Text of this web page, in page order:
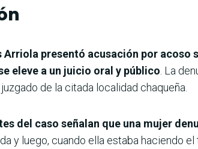
Arriola presentó acusación por
eleve a un juicio oral y público . La
de la citada localidad chaqueña.
del caso señalan que una mujer
y luego, cuando ella estaba haciendo